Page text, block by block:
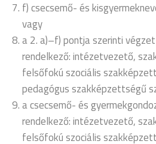
f) csecsemő- és
vagy
a 2. a)–f) pontja szerinti
rendelkező: intézetvezető,
felsőfokú szociális
pedagógus szakképzettségű
a csecsemő- és
rendelkező: intézetvezető,
felsőfokú szociális